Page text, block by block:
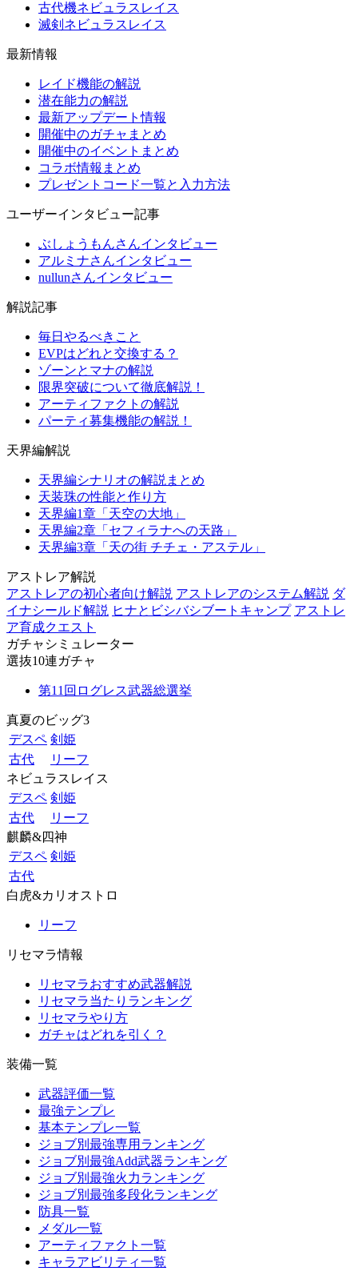
古代機ネビュラスレイス
滅剣ネビュラスレイス
最新情報
レイド機能の解説
潜在能力の解説
最新アップデート情報
開催中のガチャまとめ
開催中のイベントまとめ
コラボ情報まとめ
プレゼントコード一覧と入力方法
ユーザーインタビュー記事
ぶしょうもんさんインタビュー
アルミナさんインタビュー
nullunさんインタビュー
解説記事
毎日やるべきこと
EVPはどれと交換する？
ゾーンとマナの解説
限界突破について徹底解説！
アーティファクトの解説
パーティ募集機能の解説！
天界編解説
天界編シナリオの解説まとめ
天装珠の性能と作り方
天界編1章「天空の大地」
天界編2章「セフィラナへの天路」
天界編3章「天の街 チチェ・アステル」
アストレア解説
アストレアの初心者向け解説 アストレアのシステム解説 ダ
イナシールド解説 ヒナとビシバシブートキャンプ アストレ
ア育成クエスト
ガチャシミュレーター
選抜10連ガチャ
第11回ログレス武器総選挙
真夏のビッグ3
デスペ 剣姫
古代
リーフ
ネビュラスレイス
デスペ 剣姫
古代
リーフ
麒麟&四神
デスペ 剣姫
古代
白虎&カリオストロ
リーフ
リセマラ情報
リセマラおすすめ武器解説
リセマラ当たりランキング
リセマラやり方
ガチャはどれを引く？
装備一覧
武器評価一覧
最強テンプレ
基本テンプレ一覧
ジョブ別最強専用ランキング
ジョブ別最強Add武器ランキング
ジョブ別最強火力ランキング
ジョブ別最強多段化ランキング
防具一覧
メダル一覧
アーティファクト一覧
キャラアビリティ一覧